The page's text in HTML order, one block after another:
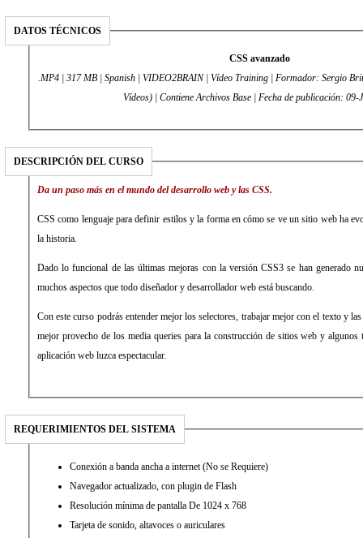
DATOS TÉCNICOS
CSS avanzado
.MP4 | 317 MB | Spanish | VIDEO2BRAIN | Vídeo Training | Formador: Sergio
Vídeos) | Contiene Archivos Base | Fecha de publicación: 09-
DESCRIPCIÓN DEL CURSO
Da un paso más en el mundo del desarrollo web y las CSS.
CSS como lenguaje para definir estilos y la forma en cómo se ve un sitio web ha
la historia.
Dado lo funcional de las últimas mejoras con la versión CSS3 se han generado
muchos aspectos que todo diseñador y desarrollador web está buscando.
Con este curso podrás entender mejor los selectores, trabajar mejor con el texto y
mejor provecho de los media queries para la construcción de sitios web y
aplicación web luzca espectacular.
REQUERIMIENTOS DEL SISTEMA
Conexión a banda ancha a internet (No se Requiere)
Navegador actualizado, con plugin de Flash
Resolución mínima de pantalla De 1024 x 768
Tarjeta de sonido, altavoces o auriculares